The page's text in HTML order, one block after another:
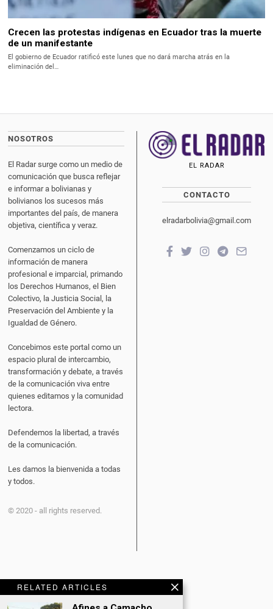
RELATED ARTICLES
Crecen las protestas indígenas en Ecuador tras la muerte
de un manifestante
El gobierno de Ecuador ratificó este lunes que no dará marcha atrás en la
eliminación del…
NOSOTROS
El Radar surge como un medio de
comunicación que busca reflejar
e informar a bolivianas y
bolivianos los sucesos más
importantes del país, de manera
objetiva, científica y veraz.
Comenzamos un ciclo de
información de manera
profesional e imparcial, primando
los Derechos Humanos, el Bien
Colectivo, la Justicia Social, la
Preservación del Ambiente y la
Igualdad de Género.
Concebimos este portal como un
espacio plural de intercambio,
transformación y debate, a través
de la comunicación viva entre
quienes editamos y la comunidad
lectora.
Defendemos la libertad, a través
de la comunicación.
Les damos la bienvenida a todas
y todos.
© 2020 - all rights reserved.
EL RADAR
CONTACTO
elradarbolivia@gmail.com
CATEGORÍAS